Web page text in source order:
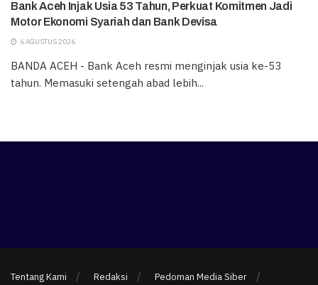
Bank Aceh Injak Usia 53 Tahun, Perkuat Komitmen Jadi
Motor Ekonomi Syariah dan Bank Devisa
6 AGUSTUS 2026
BANDA ACEH - Bank Aceh resmi menginjak usia ke-53
tahun. Memasuki setengah abad lebih...
Tentang Kami Redaksi Pedoman Media Siber